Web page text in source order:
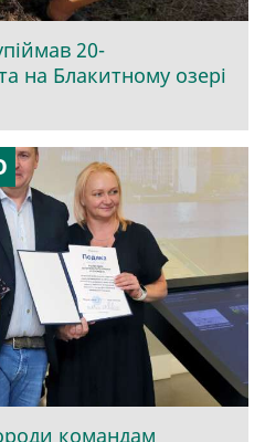
20-
на Блакитному озері
командам